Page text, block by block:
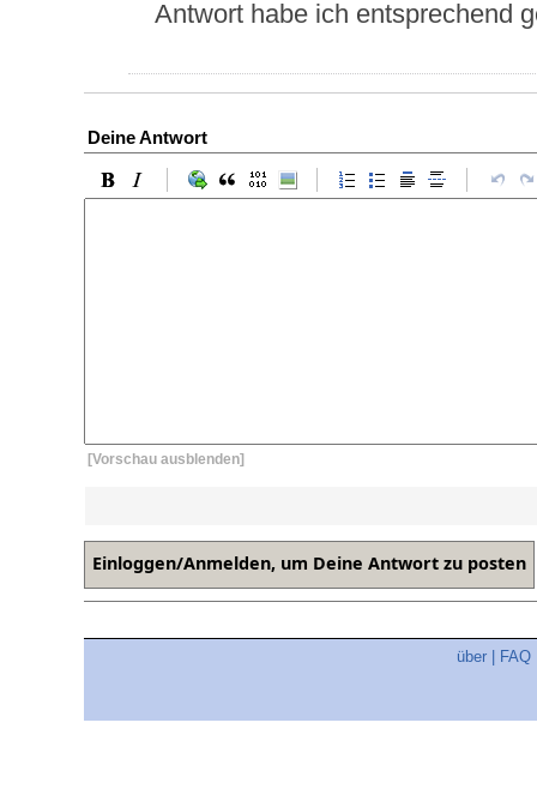
Antwort habe ich entsprechend
Deine Antwort
[Vorschau ausblenden]
über FAQ